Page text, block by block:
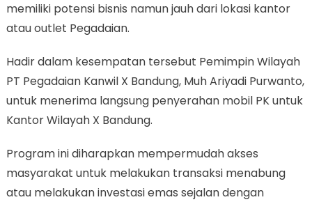
memiliki potensi bisnis namun jauh dari lokasi kantor
atau outlet Pegadaian.
Hadir dalam kesempatan tersebut Pemimpin Wilayah
PT Pegadaian Kanwil X Bandung, Muh Ariyadi Purwanto,
untuk menerima langsung penyerahan mobil PK untuk
Kantor Wilayah X Bandung.
Program ini diharapkan mempermudah akses
masyarakat untuk melakukan transaksi menabung
atau melakukan investasi emas sejalan dengan